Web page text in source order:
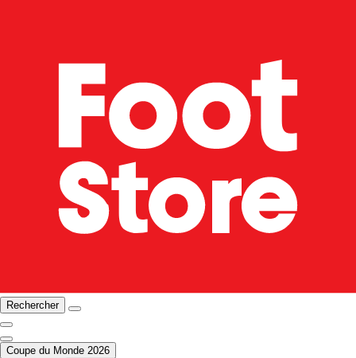
Rechercher
Coupe du Monde 2026